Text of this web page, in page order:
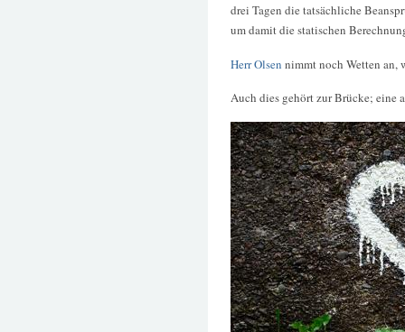
drei Tagen die tatsächliche
um damit die statischen
Herr Olsen nimmt noch Wetten an,
Auch dies gehört zur Brücke; eine